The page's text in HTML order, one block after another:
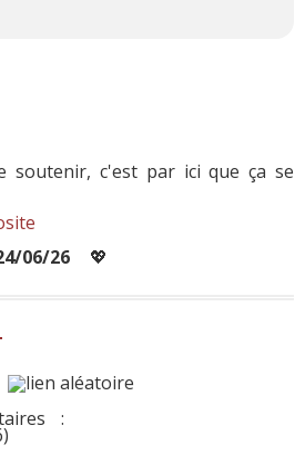
:
soutenir, c'est par ici que ça se
06/26 💖